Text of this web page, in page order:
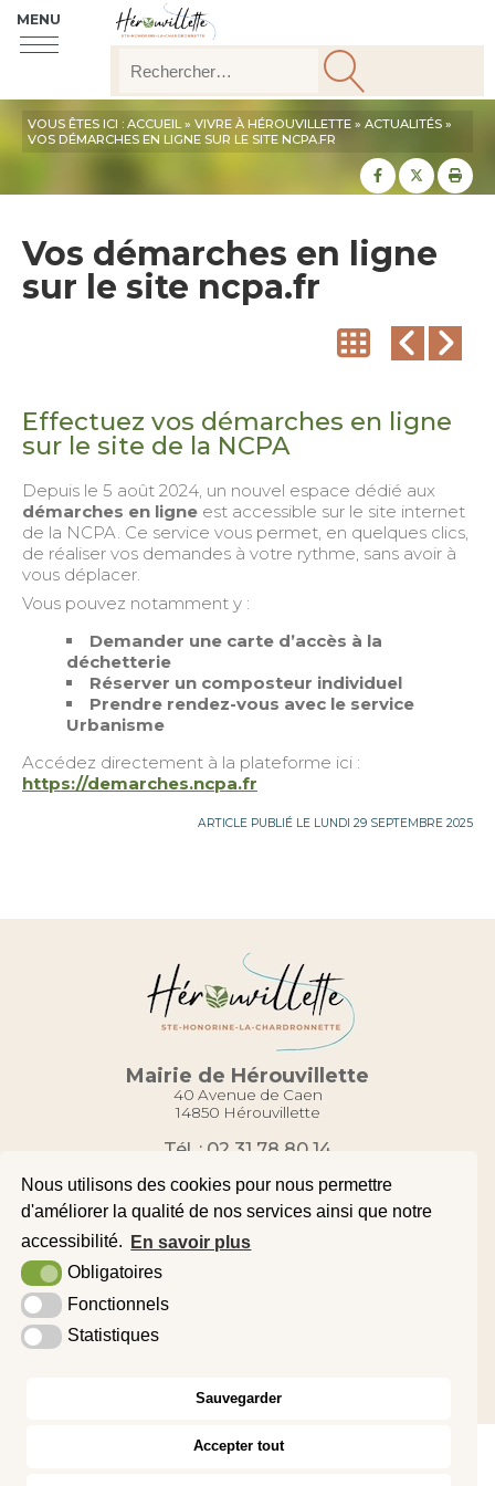
Nous utilisons des cookies pour nous permettre
d'améliorer la qualité de nos services ainsi que notre
accessibilité.
En savoir plus
Obligatoires
Fonctionnels
Statistiques
Sauvegarder
Accepter tout
MENU
VOUS ÊTES ICI : ACCUEIL» VIVRE À HÉROUVILLETTE » ACTUALITÉS »
VOS DÉMARCHES EN LIGNE SUR LE SITE NCPA.FR
Partager sur
Vos démarches en ligne
sur le site ncpa.fr
Effectuez vos démarches en ligne
sur le site de la NCPA
Depuis le 5 août 2024, un nouvel espace dédié aux
démarches en ligne est accessible sur le site internet
de la NCPA. Ce service vous permet, en quelques clics,
de réaliser vos demandes à votre rythme, sans avoir à
vous déplacer.
Vous pouvez notamment y :
Demander une carte d’accès à la
déchetterie
Réserver un composteur individuel
Prendre rendez-vous avec le service
Urbanisme
Accédez directement à la plateforme ici :
https://demarches.ncpa.fr
ARTICLE PUBLIÉ LE LUNDI 29 SEPTEMBRE 2025
Mairie de Hérouvillette
40 Avenue de Caen
14850 Hérouvillette
Tél. : 02 31 78 80 14
Contact